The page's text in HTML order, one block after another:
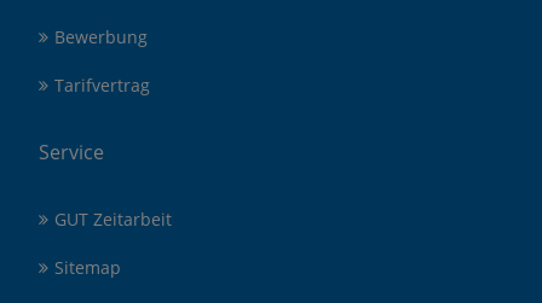
Bewerbung
Tarifvertrag
Service
GUT Zeitarbeit
Sitemap